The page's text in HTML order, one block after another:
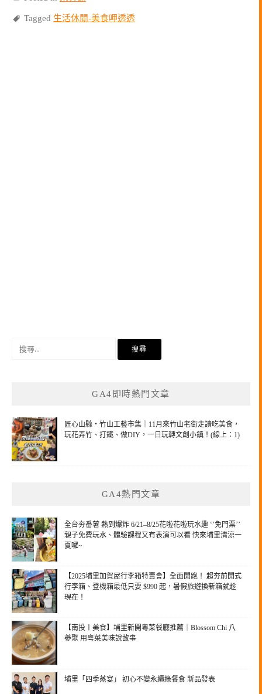
Tagged 生活休閒-美食呷透透
GA4即時熱門文章
匠心山縣・竹山工藝市集｜11月來竹山老街走讀吃美食，
玩花弄竹、打鐵、做DIY，一日玩轉文創小鎮！(線上：1)
GA4熱門文章
全台夯番薯 熱到爆炸 6/21–8/25花啦花啦玩水趣 ‘’免門票’’
親子免費玩水、體驗課程又有表演可以看 快來埔里清涼一
夏囉~
【2025埔里加賀屋行李箱特賣會】全面開跑！ 超夯前開式
行李箱、登機箱最低只要 $990 起，暑假旅遊換新箱就趁
現在！
【南投〡美食】埔里新開粵菜餐廳推薦｜Blossom Chi 八
蔘聚 用粵菜美味說故事
埔里「四季蒸宴」 初心不變永續綠餐食 新品發表